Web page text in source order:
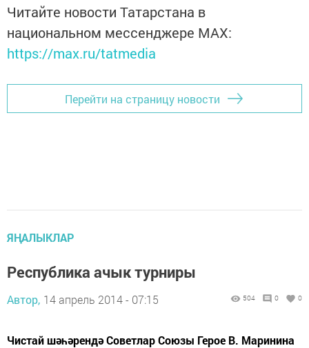
Читайте новости Татарстана в
национальном мессенджере MАХ:
https://max.ru/tatmedia
Перейти на страницу новости
ЯҢАЛЫКЛАР
Республика ачык турниры
Автор, 14 апрель 2014 - 07:15 504 0 0
Чистай шәһәрендә Советлар Союзы Герое В. Маринина